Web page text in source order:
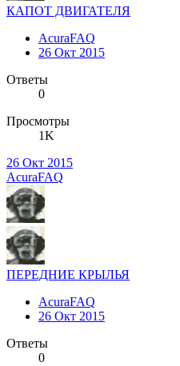
КАПОТ ДВИГАТЕЛЯ
AcuraFAQ
26 Окт 2015
Ответы
0
Просмотры
1K
26 Окт 2015
AcuraFAQ
ПЕРЕДНИЕ КРЫЛЬЯ
AcuraFAQ
26 Окт 2015
Ответы
0